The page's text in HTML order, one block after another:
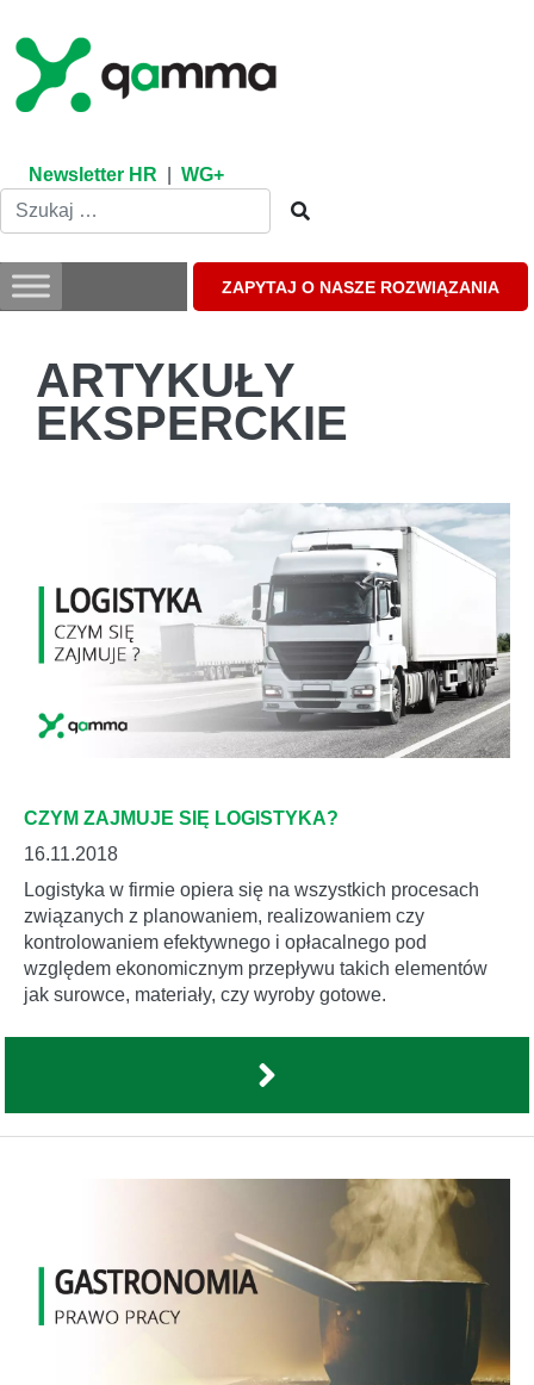
content
Newsletter HR WG+
ZAPYTAJ O NASZE ROZWIĄZANIA
ARTYKUŁY
EKSPERCKIE
CZYM ZAJMUJE SIĘ LOGISTYKA?
16.11.2018
Logistyka w firmie opiera się na wszystkich procesach
związanych z planowaniem, realizowaniem czy
kontrolowaniem efektywnego i opłacalnego pod
względem ekonomicznym przepływu takich elementów
jak surowce, materiały, czy wyroby gotowe.